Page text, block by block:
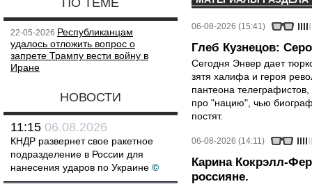
ПО ТЕМЕ
22-05-2026 Республиканцам
удалось отложить вопрос о
запрете Трампу вести войну в
Иране
НОВОСТИ
11:15 06.08.2026
КНДР развернет свое ракетное
подразделение в России для
нанесения ударов по Украине ©
06-08-2026 (15:41)
Глеб Кузнецов:
Сегодня Энвер дает
зятя халифа и героя
пантеона
про "нацию", чью
постят.
06-08-2026 (14:11)
Карина Кокрэлл-
россияне.